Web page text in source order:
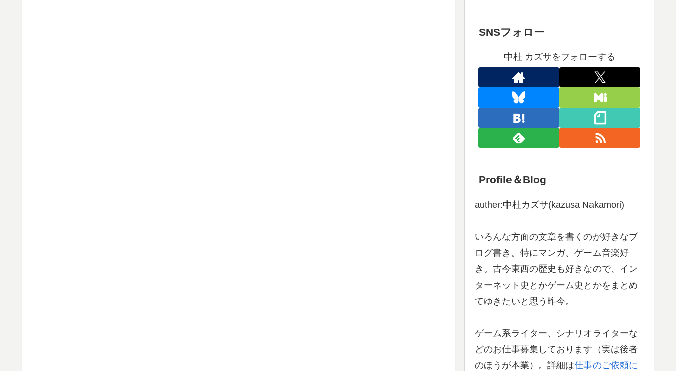
SNSフォロー
中杜 カズサをフォローする
Profile＆Blog
auther:中杜カズサ(kazusa Nakamori)
いろんな方面の文章を書くのが好きなブ
ログ書き。特にマンガ、ゲーム音楽好
き。古今東西の歴史も好きなので、イン
ターネット史とかゲーム史とかをまとめ
てゆきたいと思う昨今。
ゲーム系ライター、シナリオライターな
どのお仕事募集しております（実は後者
のほうが本業）。詳細は仕事のご依頼に